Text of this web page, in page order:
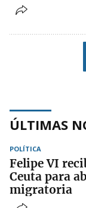
ÚLTIMAS
POLÍTICA
Felipe VI
Ceuta para
migratoria